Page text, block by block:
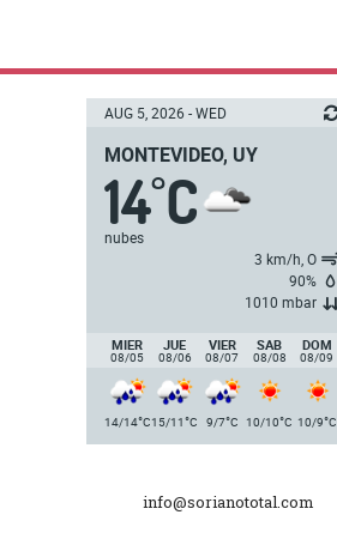
AUG 5, 2026 - WED
MONTEVIDEO, UY
14°C
nubes
3 km/h, O
90%
1010 mbar
MIER
08/05
JUE
08/06
VIER
08/07
SAB
08/08
DOM
08/09
14/14°C15/11°C 9/7°C 10/10°C 10/9°C
info@sorianototal.com